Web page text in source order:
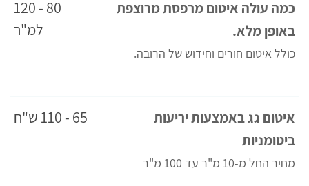
כמה עולה איטום מרפסת מרוצפת
באופן מלא.
כולל איטום חורים וחידוש של הרובה.
80 - 120
למ"ר
איטום גג באמצעות יריעות
ביטומניות
מחיר החל מ-10 מ"ר עד 100 מ"ר
65 - 110 ש"ח